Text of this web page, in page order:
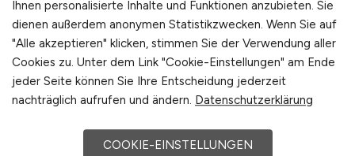
PP und angrenzenden Prozessen
Erfahrung in der Analyse und Abbildung
komplexer Logistik- und
Produktionsprozesse (z.B.
Fremdbeschaffung, Eigenfertigung,
Stücklisten, MRP,
Ihnen personalisierte Inhalte und Funktionen anzubieten. Sie
dienen außerdem anonymen Statistikzwecken. Wenn Sie auf
"Alle akzeptieren" klicken, stimmen Sie der Verwendung aller
Cookies zu. Unter dem Link "Cookie-Einstellungen" am Ende
jeder Seite können Sie Ihre Entscheidung jederzeit
nachträglich aufrufen und ändern. Datenschutzerklärung
COOKIE-EINSTELLUNGEN